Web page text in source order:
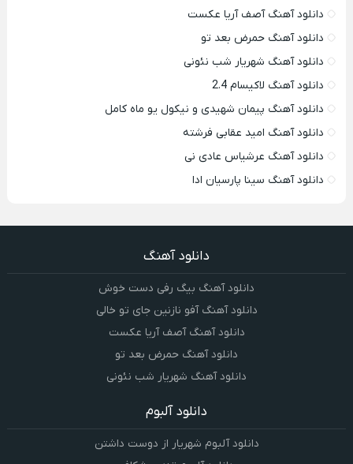
دانلود آهنگ آصف آریا عکست
دانلود آهنگ حمرض بعد تو
دانلود آهنگ شهریار شب نئونی
دانلود آهنگ لاکیسام 2.4
دانلود آهنگ پیمان شهیدی و نیکول یو ماه کامل
دانلود آهنگ امید عقابی فرشته
دانلود آهنگ عرشیاس عادی نی
دانلود آهنگ سینا پارسیان ادا
دانلود آهنگ
دانلود آهنگ بیگ رفی دست خوش
دانلود آهنگ آفو نازنین جای تو خالی
دانلود آهنگ آصف آریا عکست
دانلود آهنگ حمرض بعد تو
دانلود آهنگ شهریار شب نئونی
دانلود آلبوم
دانلود آلبوم شهریار از دوست داشتن